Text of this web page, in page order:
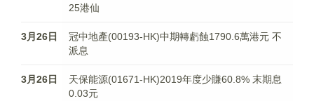
25港仙
3月26日
冠中地產(00193-HK)中期轉虧蝕1790.6萬港元 不
派息
3月26日
天保能源(01671-HK)2019年度少賺60.8% 末期息
0.03元